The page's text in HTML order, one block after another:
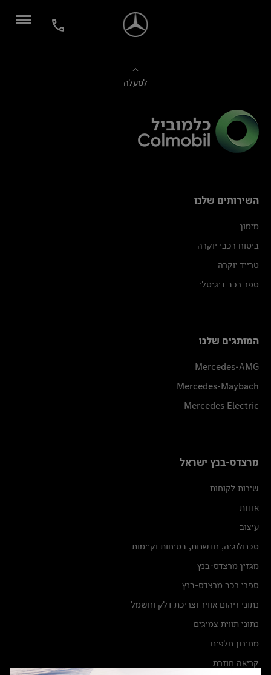
למעלה
השירותים שלנו
מימון
ביטוח רכבי יוקרה
טרייד יוקרה
ספר רכב דיגיטלי
המותגים שלנו
Mercedes-AMG
Mercedes-Maybach
Mercedes Electric
מרצדס-בנץ ישראל
שירות לקוחות
אודות
עיצוב
טכנולוגיה, חדשנות, בטיחות וקיימות
מגזין מרצדס-בנץ
ספרי רכב מרצדס-בנץ
נתוני זיהום אוויר וצריכת דלק וחשמל
נתוני תווית צמיגים
מחירון חלפים
קריאה חוזרת